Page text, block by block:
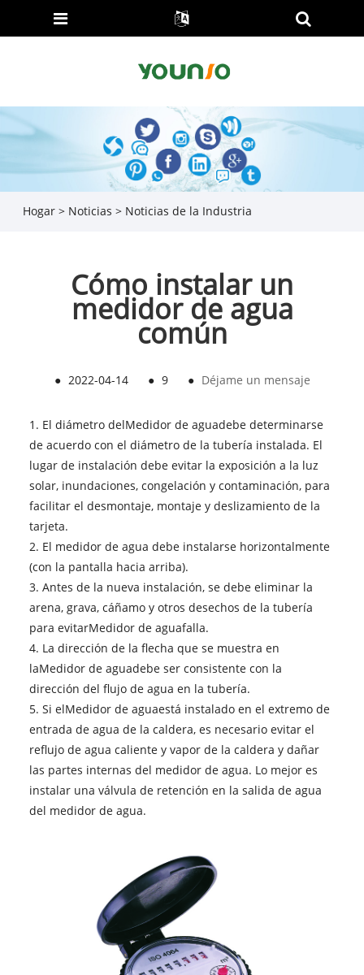
Hogar > Noticias > Noticias de la Industria
Cómo instalar un
medidor de agua
común
● 2022-04-14 ● 9 ● Déjame un mensaje
1. El diámetro delMedidor de aguadebe determinarse
de acuerdo con el diámetro de la tubería instalada. El
lugar de instalación debe evitar la exposición a la luz
solar, inundaciones, congelación y contaminación, para
facilitar el desmontaje, montaje y deslizamiento de la
tarjeta.
2. El medidor de agua debe instalarse horizontalmente
(con la pantalla hacia arriba).
3. Antes de la nueva instalación, se debe eliminar la
arena, grava, cáñamo y otros desechos de la tubería
para evitarMedidor de aguafalla.
4. La dirección de la flecha que se muestra en
laMedidor de aguadebe ser consistente con la
dirección del flujo de agua en la tubería.
5. Si elMedidor de aguaestá instalado en el extremo de
entrada de agua de la caldera, es necesario evitar el
reflujo de agua caliente y vapor de la caldera y dañar
las partes internas del medidor de agua. Lo mejor es
instalar una válvula de retención en la salida de agua
del medidor de agua.